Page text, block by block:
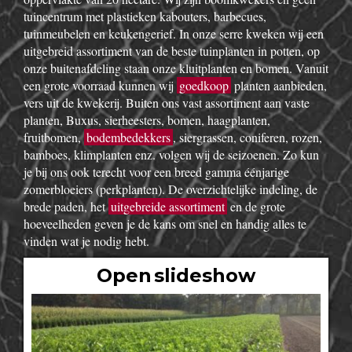
tuincentrum met plastieken kabouters, barbecues,
tuinmeubelen en keukengerief. In onze serre kweken wij een
uitgebreid assortiment van de beste tuinplanten in potten, op
onze buitenafdeling staan onze kluitplanten en bomen. Vanuit
een grote voorraad kunnen wij goedkoop planten aanbieden,
vers uit de kwekerij. Buiten ons vast assortiment aan vaste
planten, Buxus, sierheesters, bomen, haagplanten,
fruitbomen,bodembedekkers, siergrassen, coniferen, rozen,
bamboes, klimplanten enz. volgen wij de seizoenen. Zo kun
je bij ons ook terecht voor een breed gamma éénjarige
zomerbloeiers (perkplanten). De overzichtelijke indeling, de
brede paden, hetuitgebreide assortiment en de grote
hoeveelheden geven je de kans om snel en handig alles te
vinden wat je nodig hebt.
Open slideshow